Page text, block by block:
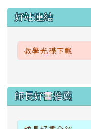
左邊區域內容
好站連結
右邊區域內容
師長好書推薦